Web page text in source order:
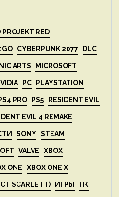
PROJEKT RED
CYBERPUNK 2077 DLC
ARTS MICROSOFT
PC PLAYSTATION
PS4 PRO PS5 RESIDENT EVIL
EVIL 4 REMAKE
SONY STEAM
VALVE XBOX
ONE XBOX ONE X
SCARLETT) ИГРЫ ПК